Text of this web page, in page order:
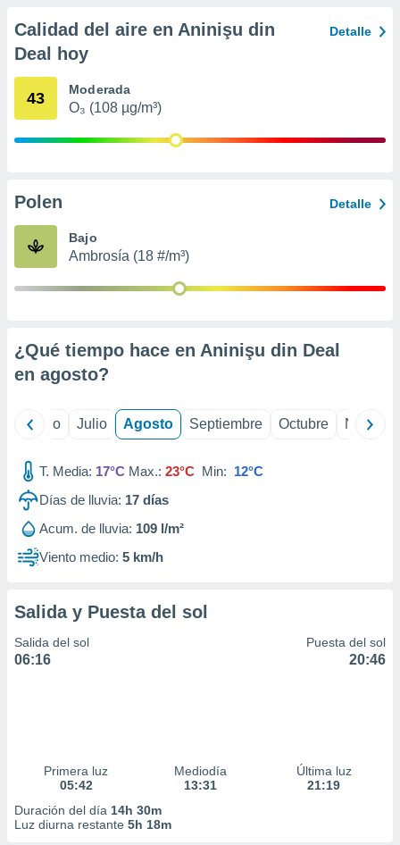
e
mediante
publicidad
de
Calidad del aire en Aninişu din
Deal hoy
Detalle
43 Moderada
O₃ (108 µg/m³)
Polen Detalle
Bajo
Ambrosía (18 #/m³)
¿Qué tiempo hace en Aninişu din Deal
en agosto?
Junio Julio Agosto Septiembre Octubre
T. Media: 17°C Max.: 23°C Min: 12°C
Días de lluvia: 17 días
Acum. de lluvia: 109 l/m²
Viento medio: 5 km/h
Salida y Puesta del sol
Salida del sol
06:16
Puesta del sol
20:46
Primera luz
05:42
Mediodía
13:31
Última luz
21:19
Duración del día 14h 30m
Luz diurna restante 5h 18m